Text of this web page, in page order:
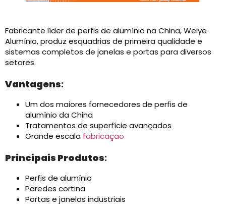
Fabricante líder de perfis de alumínio na China, Weiye
Alumínio, produz esquadrias de primeira qualidade e
sistemas completos de janelas e portas para diversos
setores.
Vantagens:
Um dos maiores fornecedores de perfis de
alumínio da China
Tratamentos de superfície avançados
Grande escala fabricação
Principais Produtos:
Perfis de alumínio
Paredes cortina
Portas e janelas industriais